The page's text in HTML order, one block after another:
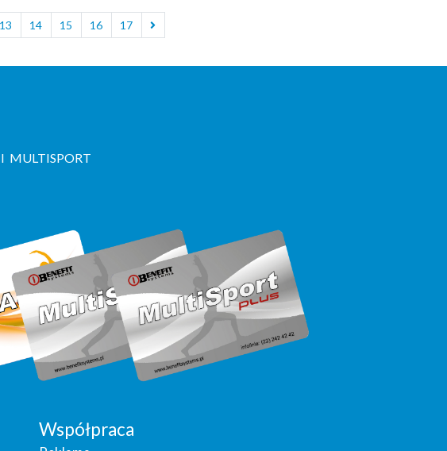
13 14 15 16 17
MULTISPORT
Współpraca